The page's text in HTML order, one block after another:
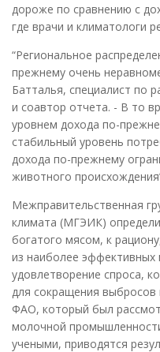
дороже по сравнению с
где врачи и климатологи
“Региональное
прежнему очень
Батталья, специалист по
и соавтор отчета. - В то
уровнем дохода по-
стабильный уровень
дохода по-прежнему
животного
Межправительственная
климата (МГЭИК)
богатого мясом, к
из наиболее эффективных
удовлетворение спроса,
для сокращения выбросов
ФАО, который был
молочной
учеными, приводятся